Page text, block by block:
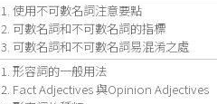
1. 使用不可數名詞注意要點
2. 可數名詞和不可數名詞的指標
3. 可數名詞和不可數名詞易混淆之處
1. 形容詞的一般用法
2. Fact Adjectives 與Opinion Adjectives